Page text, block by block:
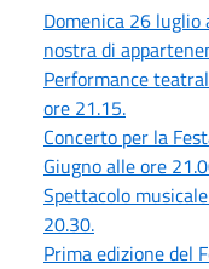
Domenica 26 luglio
nostra di
Performance
ore 21.15.
Concerto per la
Giugno alle ore
Spettacolo
20.30.
Prima edizione del